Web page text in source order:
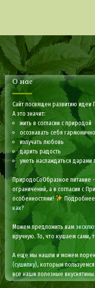
О нас
Сайт посвящен развитию
А это значит:
жить в согласии с природой
осознавать себя
излучать любовь
дарить радость
уметь наслаждаться
ПриродоСоОбразное питание
ограничений, а в согласии с
особенностями!
Подробнее
как?
Можем предложить вам
вручную. То, что кушаем сами,
А еще мы нашли и можем
(сушилку), которым
все наши полезные вкуснятины.